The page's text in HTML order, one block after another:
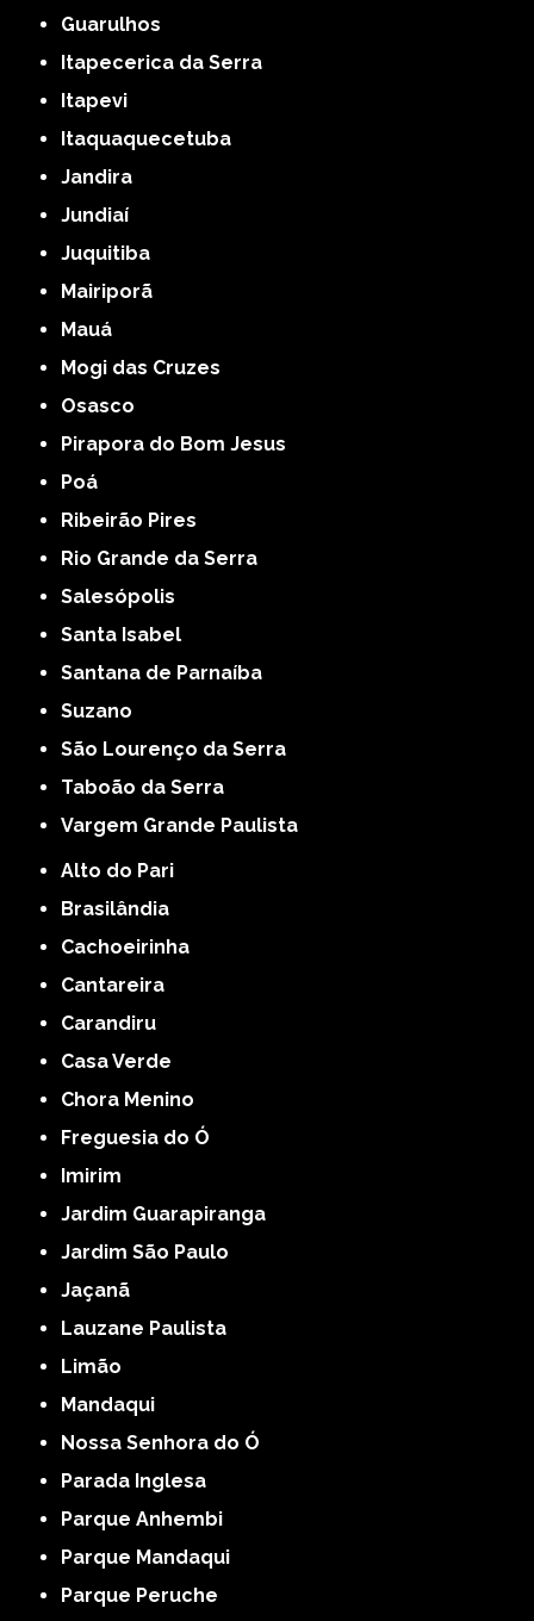
Guarulhos
Itapecerica da Serra
Itapevi
Itaquaquecetuba
Jandira
Jundiaí
Juquitiba
Mairiporã
Mauá
Mogi das Cruzes
Osasco
Pirapora do Bom Jesus
Poá
Ribeirão Pires
Rio Grande da Serra
Salesópolis
Santa Isabel
Santana de Parnaíba
Suzano
São Lourenço da Serra
Taboão da Serra
Vargem Grande Paulista
Alto do Pari
Brasilândia
Cachoeirinha
Cantareira
Carandiru
Casa Verde
Chora Menino
Freguesia do Ó
Imirim
Jardim Guarapiranga
Jardim São Paulo
Jaçanã
Lauzane Paulista
Limão
Mandaqui
Nossa Senhora do Ó
Parada Inglesa
Parque Anhembi
Parque Mandaqui
Parque Peruche